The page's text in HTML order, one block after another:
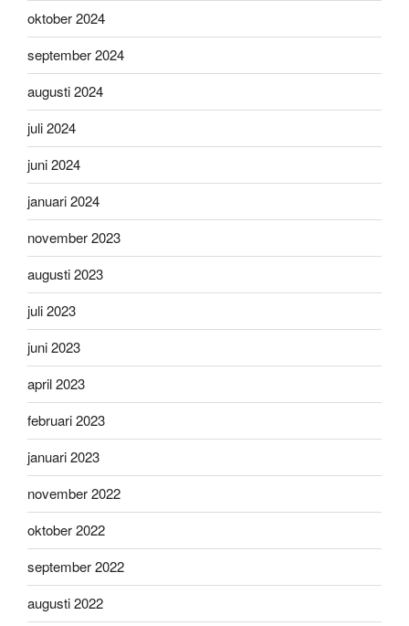
oktober 2024
september 2024
augusti 2024
juli 2024
juni 2024
januari 2024
november 2023
augusti 2023
juli 2023
juni 2023
april 2023
februari 2023
januari 2023
november 2022
oktober 2022
september 2022
augusti 2022